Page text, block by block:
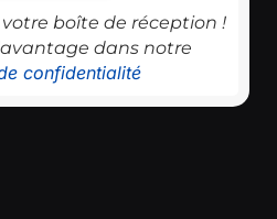
boîte de réception !
dans notre
confidentialité